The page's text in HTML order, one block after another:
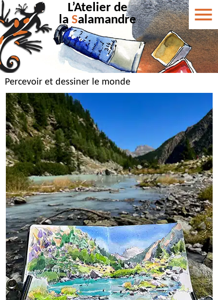
L’Atelier de
la Salamandre
Percevoir et dessiner le monde